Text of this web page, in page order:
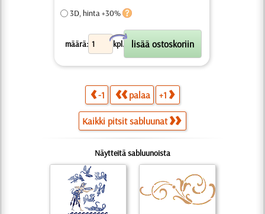
3D, hinta +30%
määrä: kpl.
X
-1 palaa +1
Kaikki pitsit sabluunat
Näytteitä sabluunoista